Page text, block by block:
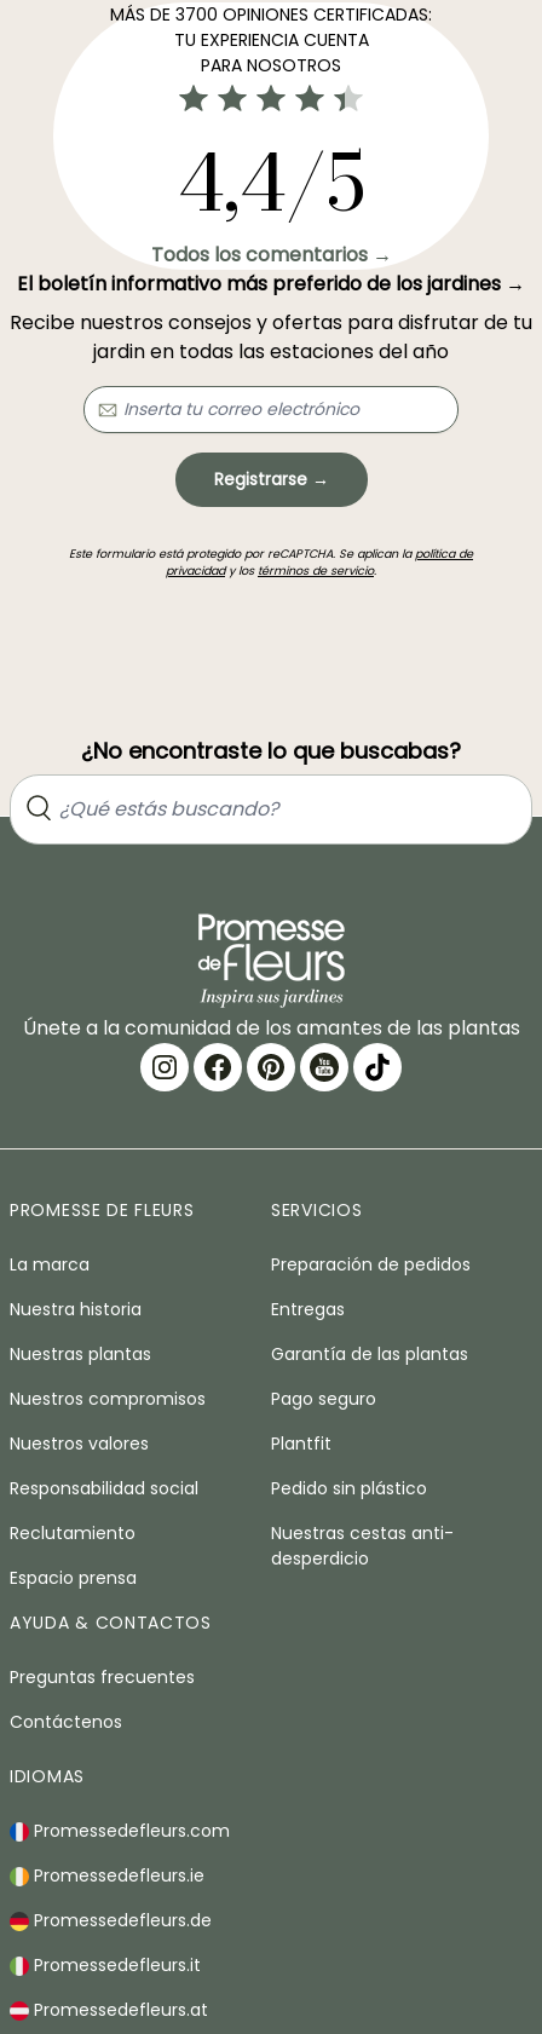
MÁS DE 3700 OPINIONES CERTIFICADAS:
TU EXPERIENCIA CUENTA
PARA NOSOTROS
4,4/5
Todos los comentarios →
El boletín informativo más preferido de los jardines →
Recibe nuestros consejos y ofertas para disfrutar de tu
jardin en todas las estaciones del año
Registrarse →
Este formulario está protegido por reCAPTCHA. Se aplican lapolítica de
privacidady los términos de servicio.
¿No encontraste lo que buscabas?
Únete a la comunidad de los amantes de las plantas
PROMESSE DE FLEURS
La marca
Nuestra historia
Nuestras plantas
Nuestros compromisos
Nuestros valores
Responsabilidad social
Reclutamiento
Espacio prensa
SERVICIOS
Preparación de pedidos
Entregas
Garantía de las plantas
Pago seguro
Plantfit
Pedido sin plástico
Nuestras cestas anti-
desperdicio
AYUDA & CONTACTOS
Preguntas frecuentes
Contáctenos
IDIOMAS
Promessedefleurs.com
Promessedefleurs.ie
Promessedefleurs.de
Promessedefleurs.it
Promessedefleurs.at